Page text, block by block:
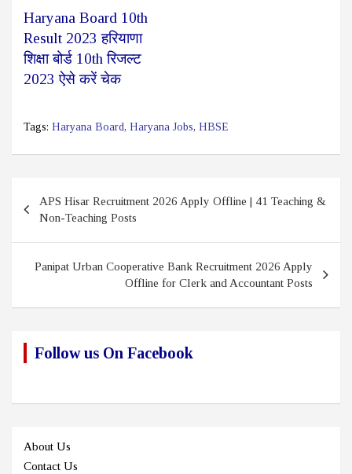
Haryana Board 10th
Result 2023 हरियाणा
शिक्षा बोर्ड 10th रिजल्ट
2023 ऐसे करें चेक
Tags: Haryana Board, Haryana Jobs, HBSE
navigation
APS Hisar Recruitment 2026 Apply Offline | 41 Teaching &
Non-Teaching Posts
Panipat Urban Cooperative Bank Recruitment 2026 Apply
Offline for Clerk and Accountant Posts
Follow us On Facebook
About Us
Contact Us